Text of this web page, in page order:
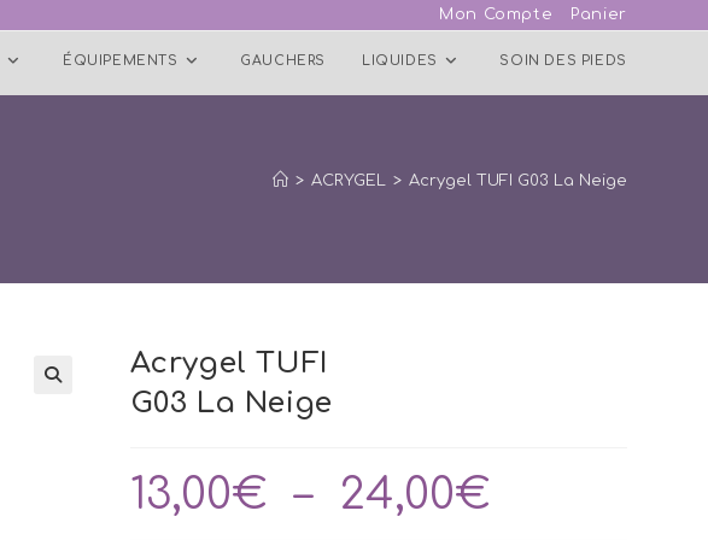
Mon Compte Panier
ÉQUIPEMENTS GAUCHERS LIQUIDES SOIN DES PIEDS
> ACRYGEL > Acrygel TUFI G03 La Neige
Acrygel TUFI
G03 La Neige
13,00€ – 24,00€